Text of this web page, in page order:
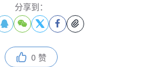
分享到：
    
 0 赞